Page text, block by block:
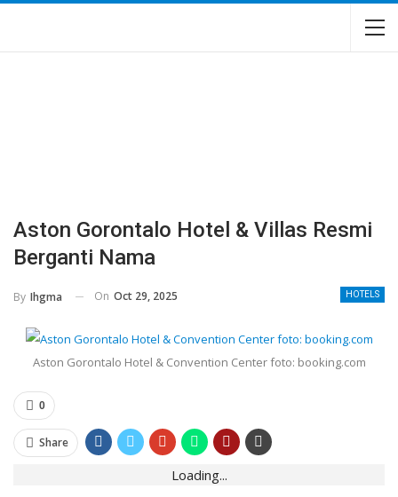
Aston Gorontalo Hotel & Villas Resmi
Berganti Nama
HOTELS
By Ihgma On Oct 29, 2025
Aston Gorontalo Hotel & Convention Center foto: booking.com
0
Share
Loading...